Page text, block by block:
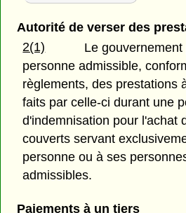
Autorité de verser des
2(1)
Le
personne admissible,
règlements, des prestations
faits par celle-ci durant une
d'indemnisation pour l'achat
couverts servant
personne ou à ses
admissibles.
Paiements à un tiers